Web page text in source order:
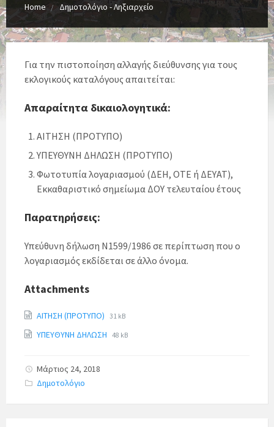
Home Δημοτολόγιο - Ληξιαρχείο
Για την πιστοποίηση αλλαγής διεύθυνσης για τους
εκλογικούς καταλόγους απαιτείται:
Απαραίτητα δικαιολογητικά:
ΑΙΤΗΣΗ (ΠΡΟΤΥΠΟ)
ΥΠΕΥΘΥΝΗ ΔΗΛΩΣΗ (ΠΡΟΤΥΠΟ)
Φωτοτυπία λογαριασμού (ΔΕΗ, ΟΤΕ ή ΔΕΥΑΤ),
Εκκαθαριστικό σημείωμα ΔΟΥ τελευταίου έτους
Παρατηρήσεις:
Υπεύθυνη δήλωση Ν1599/1986 σε περίπτωση που ο
λογαριασμός εκδίδεται σε άλλο όνομα.
Attachments
ΑΙΤΗΣΗ (ΠΡΟΤΥΠΟ) 31 kB
ΥΠΕΥΘΥΝΗ ΔΗΛΩΣΗ 48 kB
Μάρτιος 24, 2018
C
e
Δημοτολόγιο